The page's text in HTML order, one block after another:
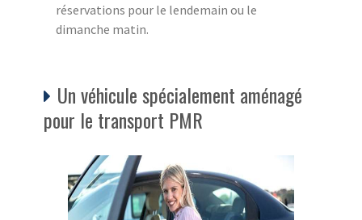
réservations pour le lendemain ou le
dimanche matin.
Un véhicule spécialement aménagé
pour le transport PMR